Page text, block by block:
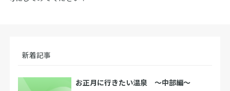
新着記事
お正月に行きたい温泉 〜中部編〜